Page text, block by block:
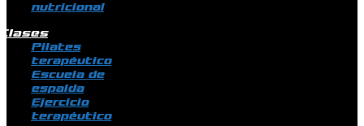
nutricional
Pilates
terapéutico
Escuela de
espalda
Ejercicio
terapéutico